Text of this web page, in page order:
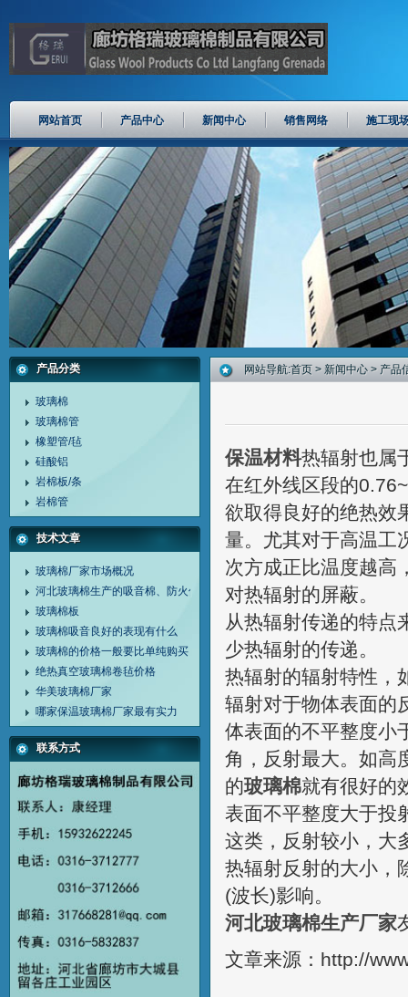
网站首页 产品中心 新闻中心 销售网络 施工现
产品分类
玻璃棉
玻璃棉管
橡塑管/毡
硅酸铝
岩棉板/条
岩棉管
技术文章
玻璃棉厂家市场概况
河北玻璃棉生产的吸音棉、防火保温玻璃棉板
玻璃棉板
玻璃棉吸音良好的表现有什么
玻璃棉的价格一般要比单纯购买
绝热真空玻璃棉卷毡价格
华美玻璃棉厂家
哪家保温玻璃棉厂家最有实力
联系方式
网站导航:首页 > 新闻中心 > 产品
保温材料热辐射也属
在红外线区段的
欲取得良好的绝热效
量。尤其对于高温工
次方成正比温度越高
对热辐射的屏蔽。
从热辐射传递的特点
少热辐射的传递。
热辐射的辐射特性，
辐射对于物体表面的
体表面的不平整度小
角，反射最大。如高
的玻璃棉就有很好的
表面不平整度大于投
这类，反射较小，大
热辐射反射的大小，
(波长)影响。
河北玻璃棉生产厂家
文章来源：http://